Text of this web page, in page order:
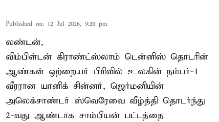
Published on: 12 Jul 2026, 9:20 pm
லண்டன்,
விம்பிள்டன் கிராண்ட்ஸ்லாம் டென்னிஸ் தொடரின்
ஆண்கள் ஒற்றையர் பிரிவில் உலகின் நம்பர்-1
வீரரான யானிக் சின்னர், ஜெர்மனியின்
அலெக்சாண்டர் ஸ்வெரேவை வீழ்த்தி தொடர்ந்து
2-வது ஆண்டாக சாம்பியன் பட்டத்தை